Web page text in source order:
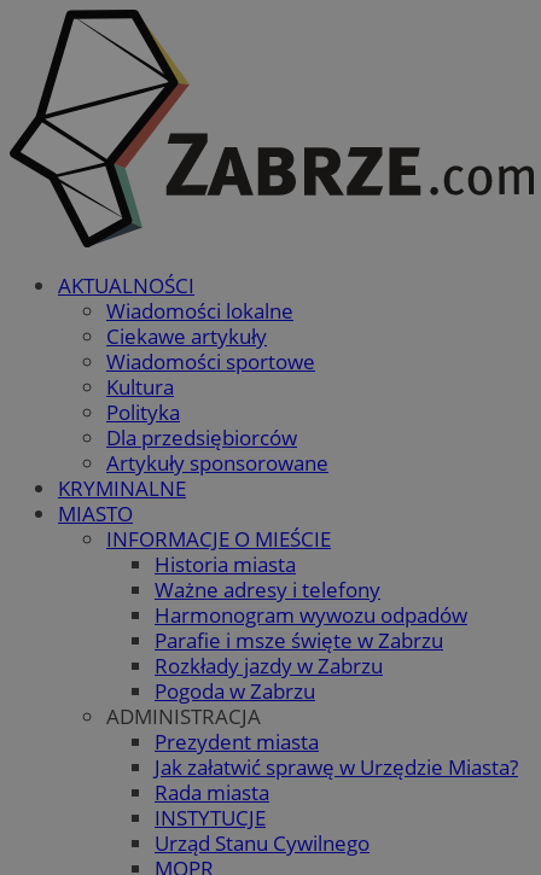
AKTUALNOŚCI
Wiadomości lokalne
Ciekawe artykuły
Wiadomości sportowe
Kultura
Polityka
Dla przedsiębiorców
Artykuły sponsorowane
KRYMINALNE
MIASTO
INFORMACJE O MIEŚCIE
Historia miasta
Ważne adresy i telefony
Harmonogram wywozu odpadów
Parafie i msze święte w Zabrzu
Rozkłady jazdy w Zabrzu
Pogoda w Zabrzu
ADMINISTRACJA
Prezydent miasta
Jak załatwić sprawę w Urzędzie Miasta?
Rada miasta
INSTYTUCJE
Urząd Stanu Cywilnego
MOPR